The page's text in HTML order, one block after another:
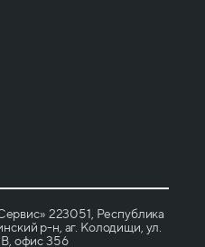
223051, Республика
р-н, аг. Колодищи, ул.
офис 356